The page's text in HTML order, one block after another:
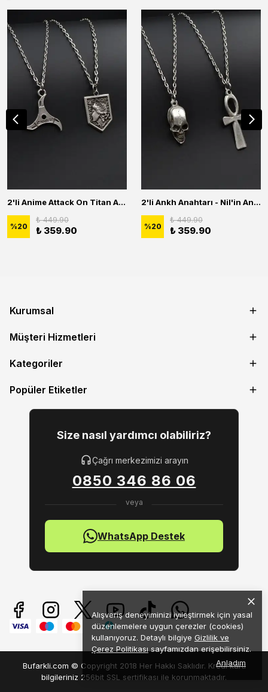
Alışveriş deneyiminizi iyileştirmek için yasal
düzenlemelere uygun çerezler (cookies)
kullanıyoruz. Detaylı bilgiye Gizlilik ve
Çerez Politikası sayfamızdan erişebilirsiniz.
Anladım
2'li Anime Attack On Titan Acrylic Maria Anime Naruto Erkek Kadın Kolye Seti
%20
₺ 449.90
₺ 359.90
2'li Ankh Anahtarı - Nil'in Anahtarı - Kuru Kafa Erkek Kadın Kolye Seti
%20
₺ 449.90
₺ 359.90
Kurumsal
Müşteri Hizmetleri
Kategoriler
Popüler Etiketler
Size nasıl yardımcı olabiliriz?
Çağrı merkezimizi arayın
0850 346 86 06
WhatsApp Destek
Bufarkli.com © Copyright 2018 Her Hakkı Saklıdır. Kredi kartı
bilgileriniz 256bit SSL sertifikası ile korunmaktadır.